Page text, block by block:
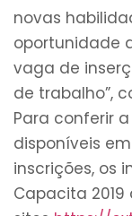
novas
oportunidade
vaga de
de trabalho”,
Para conferir
disponíveis
inscrições, os
Capacita